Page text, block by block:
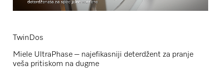
TwinDos
Miele UltraPhase – najefikasniji deterdžent za pranje
veša pritiskom na dugme